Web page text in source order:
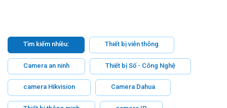
Tìm kiếm nhiều: Thiết bị viễn thông
Camera an ninh Thiết bị Số - Công Nghệ
camera Hikvision Camera Dahua